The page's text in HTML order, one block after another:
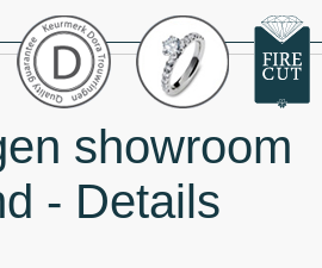
showroom
- Details